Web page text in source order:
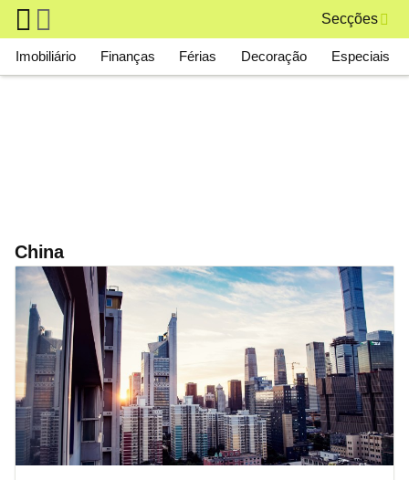
Skip to main content
Secções
Main navigation
Imobiliário Finanças Férias Decoração Especiais
China